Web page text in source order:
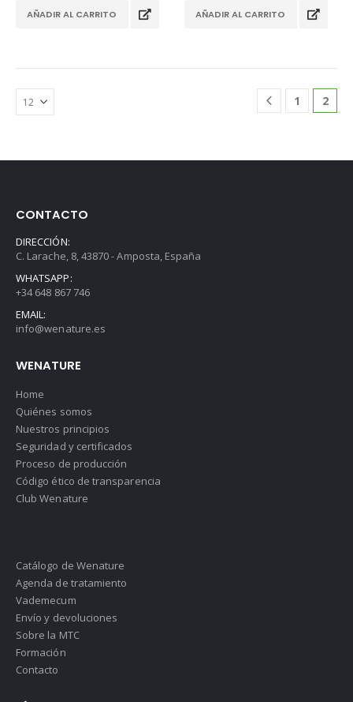
comprimidos al día
AÑADIR AL CARRITO
comprimidos al día
AÑADIR AL CARRITO
1 2
CONTACTO
DIRECCIÓN:
C. Larache, 8, 43870 - Amposta, España
WHATSAPP:
+34 648 867 746
EMAIL:
info@wenature.es
WENATURE
Home
Quiénes somos
Nuestros principios
Seguridad y certificados
Proceso de producción
Código ético de transparencia
Club Wenature
Catálogo de Wenature
Agenda de tratamiento
Vademecum
Envío y devoluciones
Sobre la MTC
Formación
Contacto